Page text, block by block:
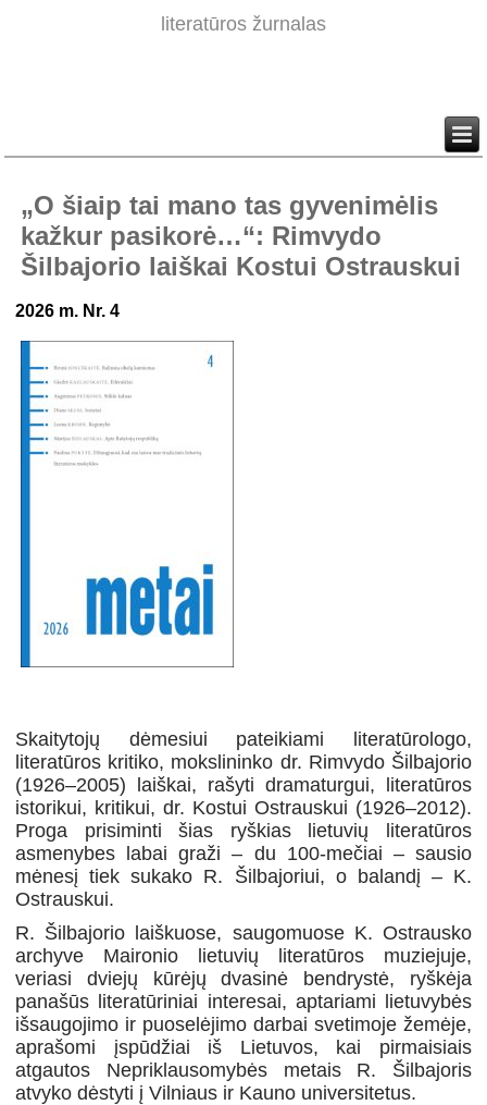
literatūros žurnalas
„O šiaip tai mano tas gyvenimėlis
kažkur pasikorė…“: Rimvydo
Šilbajorio laiškai Kostui Ostrauskui
2026 m. Nr. 4
Skaitytojų dėmesiui pateikiami literatūrologo,
literatūros kritiko, mokslininko dr. Rimvydo Šilbajorio
(1926–2005) laiškai, rašyti dramaturgui, literatūros
istorikui, kritikui, dr. Kostui Ostrauskui (1926–2012).
Proga prisiminti šias ryškias lietuvių literatūros
asmenybes labai graži – du 100-mečiai – sausio
mėnesį tiek sukako R. Šilbajoriui, o balandį – K.
Ostrauskui.
R. Šilbajorio laiškuose, saugomuose K. Ostrausko
archyve Maironio lietuvių literatūros muziejuje,
veriasi dviejų kūrėjų dvasinė bendrystė, ryškėja
panašūs literatūriniai interesai, aptariami lietuvybės
išsaugojimo ir puoselėjimo darbai svetimoje žemėje,
aprašomi įspūdžiai iš Lietuvos, kai pirmaisiais
atgautos Nepriklausomybės metais R. Šilbajoris
atvyko dėstyti į Vilniaus ir Kauno universitetus.